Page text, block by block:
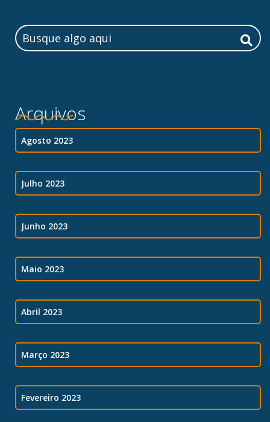
Arquivos
Agosto 2023
Julho 2023
Junho 2023
Maio 2023
Abril 2023
Março 2023
Fevereiro 2023